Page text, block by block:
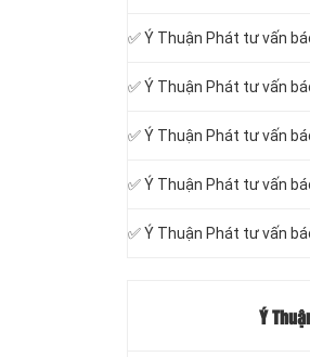
✅ Ý Thuận Phát tư vấn
✅ Ý Thuận Phát tư vấn
✅ Ý Thuận Phát tư vấn
‎✅ Ý Thuận Phát tư vấn
✅ Ý Thuận Phát tư vấn
Ý